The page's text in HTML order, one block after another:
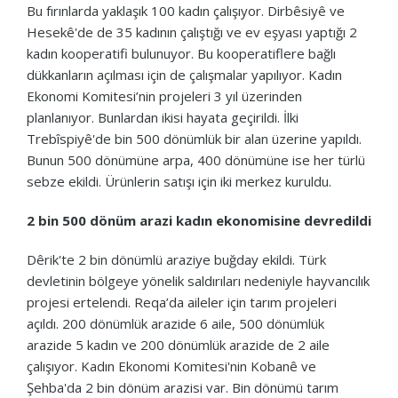
Bu fırınlarda yaklaşık 100 kadın çalışıyor. Dirbêsiyê ve
Hesekê'de de 35 kadının çalıştığı ve ev eşyası yaptığı 2
kadın kooperatifi bulunuyor. Bu kooperatiflere bağlı
dükkanların açılması için de çalışmalar yapılıyor. Kadın
Ekonomi Komitesi’nin projeleri 3 yıl üzerinden
planlanıyor. Bunlardan ikisi hayata geçirildi. İlki
Trebîspiyê'de bin 500 dönümlük bir alan üzerine yapıldı.
Bunun 500 dönümüne arpa, 400 dönümüne ise her türlü
sebze ekildi. Ürünlerin satışı için iki merkez kuruldu.
2 bin 500 dönüm arazi kadın ekonomisine devredildi
Dêrik'te 2 bin dönümlü araziye buğday ekildi. Türk
devletinin bölgeye yönelik saldırıları nedeniyle hayvancılık
projesi ertelendi. Reqa’da aileler için tarım projeleri
açıldı. 200 dönümlük arazide 6 aile, 500 dönümlük
arazide 5 kadın ve 200 dönümlük arazide de 2 aile
çalışıyor. Kadın Ekonomi Komitesi'nin Kobanê ve
Şehba'da 2 bin dönüm arazisi var. Bin dönümü tarım